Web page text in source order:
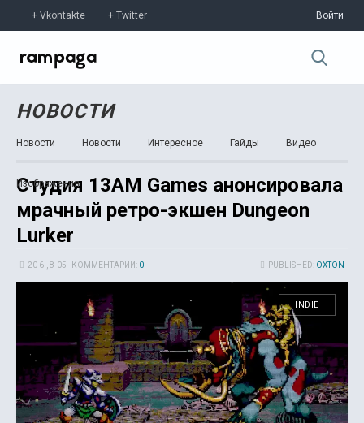
Vkontakte Twitter Войти
НОВОСТИ
Новости Новости Интересное Гайды Видео
Изображения
Студия 13AM Games анонсировала
мрачный ретро-экшен Dungeon
Lurker
PUBLISHED: OXTON
20 6-, 8-05 КОММЕНТАРИИ: 0
INDIE